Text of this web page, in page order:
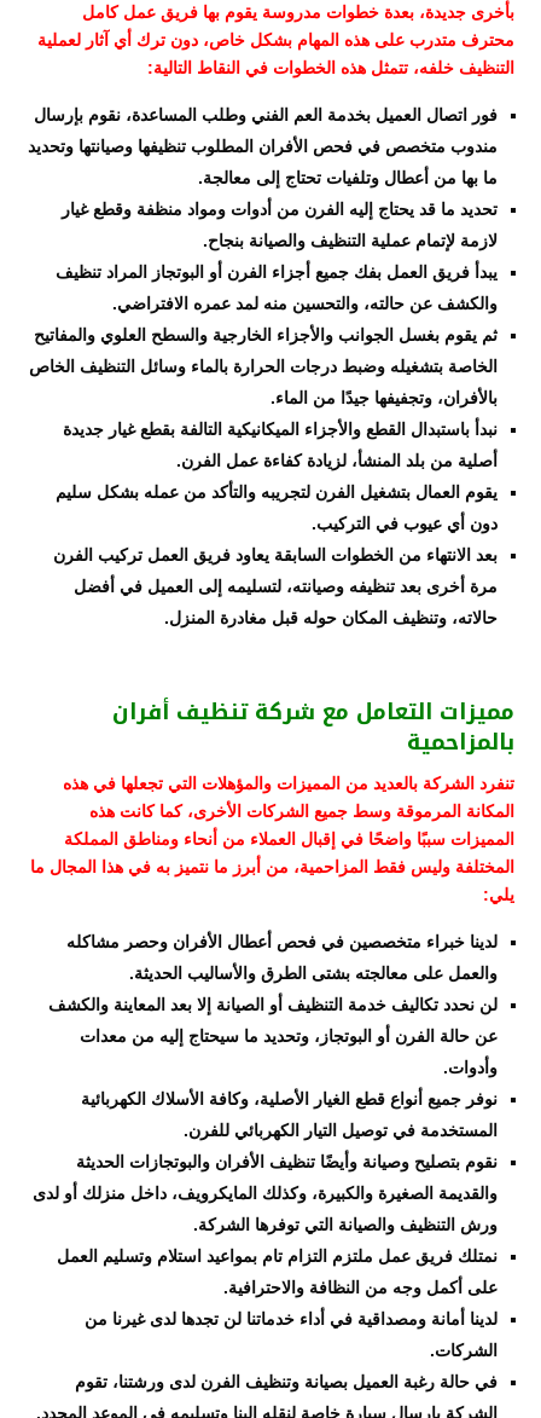
بأخرى جديدة، بعدة خطوات مدروسة يقوم بها فريق عمل كامل
محترف متدرب على هذه المهام بشكل خاص، دون ترك أي آثار لعملية
التنظيف خلفه، تتمثل هذه الخطوات في النقاط التالية:
فور اتصال العميل بخدمة العم الفني وطلب المساعدة، نقوم بإرسال
مندوب متخصص في فحص الأفران المطلوب تنظيفها وصيانتها وتحديد
ما بها من أعطال وتلفيات تحتاج إلى معالجة.
تحديد ما قد يحتاج إليه الفرن من أدوات ومواد منظفة وقطع غيار
لازمة لإتمام عملية التنظيف والصيانة بنجاح.
يبدأ فريق العمل بفك جميع أجزاء الفرن أو البوتجاز المراد تنظيف
والكشف عن حالته، والتحسين منه لمد عمره الافتراضي.
ثم يقوم بغسل الجوانب والأجزاء الخارجية والسطح العلوي والمفاتيح
الخاصة بتشغيله وضبط درجات الحرارة بالماء وسائل التنظيف الخاص
بالأفران، وتجفيفها جيدًا من الماء.
نبدأ باستبدال القطع والأجزاء الميكانيكية التالفة بقطع غيار جديدة
أصلية من بلد المنشأ، لزيادة كفاءة عمل الفرن.
يقوم العمال بتشغيل الفرن لتجريبه والتأكد من عمله بشكل سليم
دون أي عيوب في التركيب.
بعد الانتهاء من الخطوات السابقة يعاود فريق العمل تركيب الفرن
مرة أخرى بعد تنظيفه وصيانته، لتسليمه إلى العميل في أفضل
حالاته، وتنظيف المكان حوله قبل مغادرة المنزل.
مميزات التعامل مع شركة تنظيف أفران
بالمزاحمية
تنفرد الشركة بالعديد من المميزات والمؤهلات التي تجعلها في هذه
المكانة المرموقة وسط جميع الشركات الأخرى، كما كانت هذه
المميزات سببًا واضحًا في إقبال العملاء من أنحاء ومناطق المملكة
المختلفة وليس فقط المزاحمية، من أبرز ما نتميز به في هذا المجال ما
يلي:
لدينا خبراء متخصصين في فحص أعطال الأفران وحصر مشاكله
والعمل على معالجته بشتى الطرق والأساليب الحديثة.
لن نحدد تكاليف خدمة التنظيف أو الصيانة إلا بعد المعاينة والكشف
عن حالة الفرن أو البوتجاز، وتحديد ما سيحتاج إليه من معدات
وأدوات.
نوفر جميع أنواع قطع الغيار الأصلية، وكافة الأسلاك الكهربائية
المستخدمة في توصيل التيار الكهربائي للفرن.
نقوم بتصليح وصيانة وأيضًا تنظيف الأفران والبوتجازات الحديثة
والقديمة الصغيرة والكبيرة، وكذلك المايكرويف، داخل منزلك أو لدى
ورش التنظيف والصيانة التي توفرها الشركة.
نمتلك فريق عمل ملتزم التزام تام بمواعيد استلام وتسليم العمل
على أكمل وجه من النظافة والاحترافية.
لدينا أمانة ومصداقية في أداء خدماتنا لن تجدها لدى غيرنا من
الشركات.
في حالة رغبة العميل بصيانة وتنظيف الفرن لدى ورشتنا، تقوم
الشركة بإرسال سيارة خاصة لنقله إلينا وتسليمه في الموعد المحدد.